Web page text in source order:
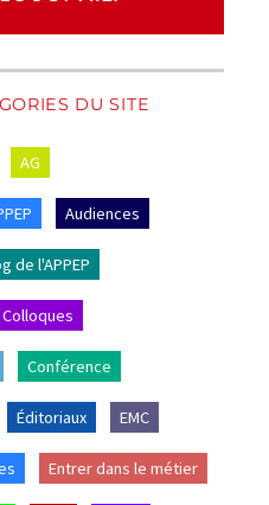
DU SITE
AG
Audiences
de l'APPEP
Colloques
Conférence
Éditoriaux EMC
Entrer dans le métier